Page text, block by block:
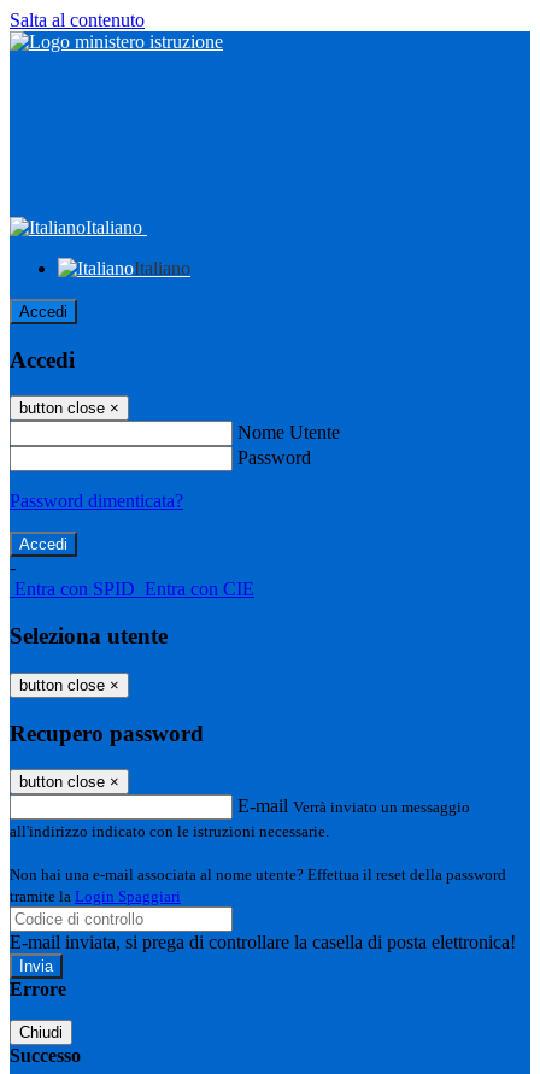
Salta al contenuto
Italiano
Italiano
Accedi
Accedi
button close ×
Nome Utente
Password
Password dimenticata?
-
Entra con SPID Entra con CIE
Seleziona utente
button close ×
Recupero password
button close ×
E-mail Verrà inviato un messaggio
all'indirizzo indicato con le istruzioni necessarie.
Non hai una e-mail associata al nome utente? Effettua il reset della password
tramite la Login Spaggiari
E-mail inviata, si prega di controllare la casella di posta elettronica!
Errore
Chiudi
Successo